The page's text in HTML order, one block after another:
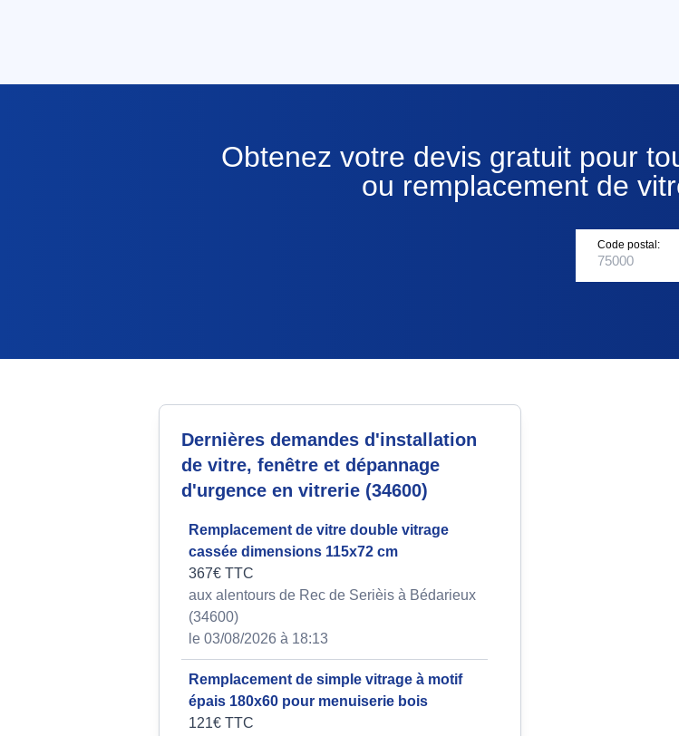
Obtenez votre devis gratuit pour
ou remplacement de
Code postal:
Dernières demandes d'installation
de vitre, fenêtre et dépannage
d'urgence en vitrerie (34600)
Remplacement de vitre double vitrage
cassée dimensions 115x72 cm
367€ TTC
aux alentours de Rec de Serièis à Bédarieux
(34600)
le 03/08/2026 à 18:13
Remplacement de simple vitrage à motif
épais 180x60 pour menuiserie bois
121€ TTC